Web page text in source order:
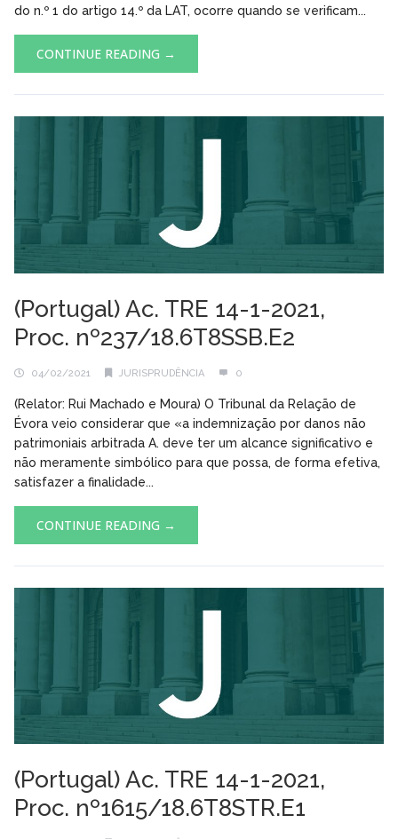
do n.º 1 do artigo 14.º da LAT, ocorre quando se verificam...
CONTINUE READING →
(Portugal) Ac. TRE 14-1-2021,
Proc. nº237/18.6T8SSB.E2
04/02/2021 JURISPRUDÊNCIA 0
(Relator: Rui Machado e Moura) O Tribunal da Relação de
Évora veio considerar que «a indemnização por danos não
patrimoniais arbitrada A. deve ter um alcance significativo e
não meramente simbólico para que possa, de forma efetiva,
satisfazer a finalidade...
CONTINUE READING →
(Portugal) Ac. TRE 14-1-2021,
Proc. nº1615/18.6T8STR.E1